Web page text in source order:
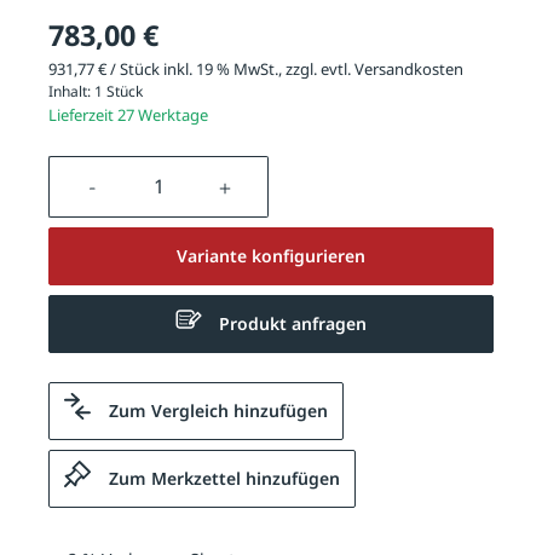
783,00 €
931,77 € / Stück inkl. 19 % MwSt., zzgl. evtl.Versandkosten
Inhalt: 1 Stück
Lieferzeit 27 Werktage
Produkt Anzahl: Gib den
Variante konfigurieren
Produkt anfragen
Zum Vergleich hinzufügen
Zum Merkzettel hinzufügen